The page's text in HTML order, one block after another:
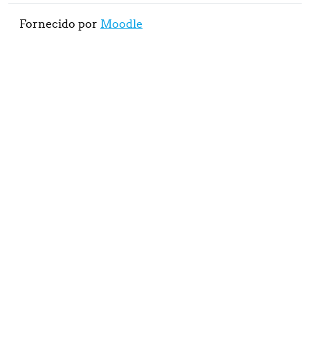
Fornecido por Moodle